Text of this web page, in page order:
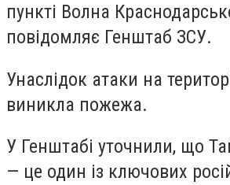
пункті Волна
повідомляє Генштаб ЗСУ.
Унаслідок атаки на
виникла пожежа.
У Генштабі уточнили, що
— це один із ключових